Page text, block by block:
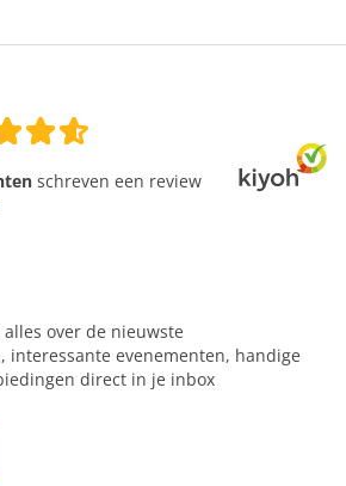
schreven een review
over de nieuwste
interessante evenementen, handige
direct in je inbox